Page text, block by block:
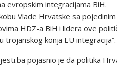
evropskim integracijama BiH.
Vlade Hrvatske sa pojedinim
HDZ-a BiH i lidera ove
konja EU integracija”.
pojasnio je da politika